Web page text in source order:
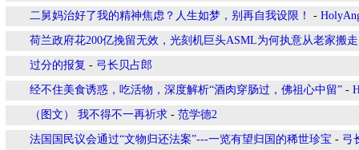
二舅妈治好了我的精神焦虑？人生如梦，别再自我设限！ -
荷兰政府花200亿挽留无效，光刻机巨头ASML为何执意从老家搬
过分的报复 - 弓长贝占郎
经不住美食诱惑，吃活物，深度解析“酒肉穿肠过，佛祖心中留” -
（图文） 我不得不一再祈求 - 范学德2
法国国民议会通过“文物归还法案”---一览有望归国的稀世珍宝 - 弓